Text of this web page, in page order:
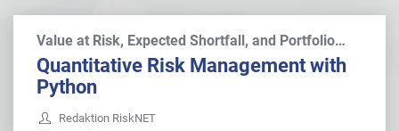
Value at Risk, Expected Shortfall, and Portfolio…
Quantitative Risk Management with
Python
Redaktion RiskNET